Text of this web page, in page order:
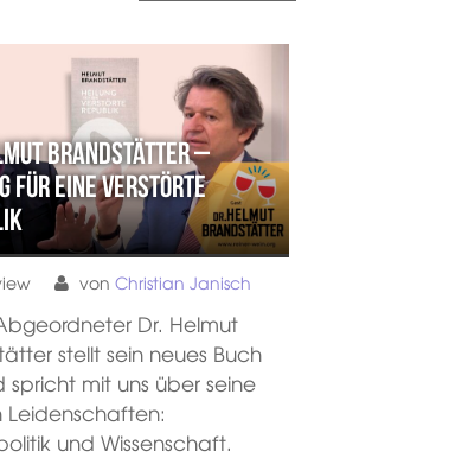
Brandstätter –
für eine verstörte
vonChristian Janisch
Dr. Helmut
stellt sein neues Buch
spricht mit uns über seine
Leidenschaften:
und Wissenschaft.